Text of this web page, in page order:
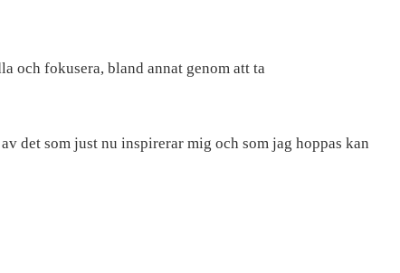
och fokusera, bland annat genom att ta
det som just nu inspirerar mig och som jag hoppas kan